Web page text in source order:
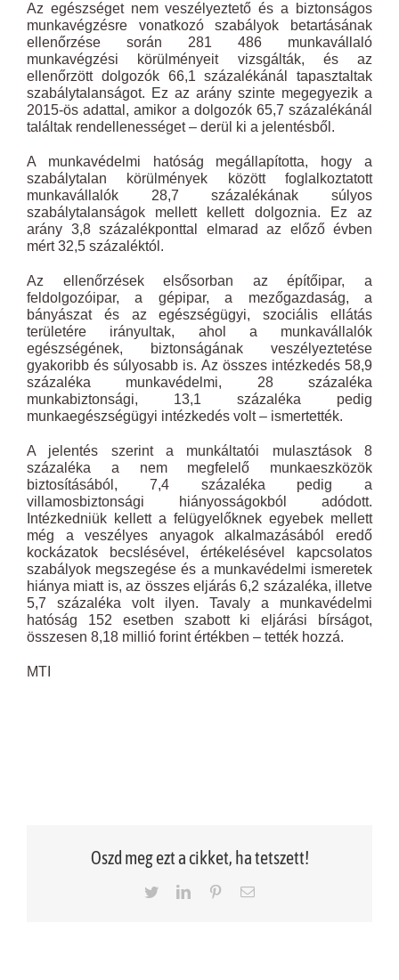
Az egészséget nem veszélyeztető és a biztonságos
munkavégzésre vonatkozó szabályok betartásának
ellenőrzése során 281 486 munkavállaló
munkavégzési körülményeit vizsgálták, és az
ellenőrzött dolgozók 66,1 százalékánál tapasztaltak
szabálytalanságot. Ez az arány szinte megegyezik a
2015-ös adattal, amikor a dolgozók 65,7 százalékánál
találtak rendellenességet – derül ki a jelentésből.
A munkavédelmi hatóság megállapította, hogy a
szabálytalan körülmények között foglalkoztatott
munkavállalók 28,7 százalékának súlyos
szabálytalanságok mellett kellett dolgoznia. Ez az
arány 3,8 százalékponttal elmarad az előző évben
mért 32,5 százaléktól.
Az ellenőrzések elsősorban az építőipar, a
feldolgozóipar, a gépipar, a mezőgazdaság, a
bányászat és az egészségügyi, szociális ellátás
területére irányultak, ahol a munkavállalók
egészségének, biztonságának veszélyeztetése
gyakoribb és súlyosabb is. Az összes intézkedés 58,9
százaléka munkavédelmi, 28 százaléka
munkabiztonsági, 13,1 százaléka pedig
munkaegészségügyi intézkedés volt – ismertették.
A jelentés szerint a munkáltatói mulasztások 8
százaléka a nem megfelelő munkaeszközök
biztosításából, 7,4 százaléka pedig a
villamosbiztonsági hiányosságokból adódott.
Intézkedniük kellett a felügyelőknek egyebek mellett
még a veszélyes anyagok alkalmazásából eredő
kockázatok becslésével, értékelésével kapcsolatos
szabályok megszegése és a munkavédelmi ismeretek
hiánya miatt is, az összes eljárás 6,2 százaléka, illetve
5,7 százaléka volt ilyen. Tavaly a munkavédelmi
hatóság 152 esetben szabott ki eljárási bírságot,
összesen 8,18 millió forint értékben – tették hozzá.
MTI
Oszd meg ezt a cikket, ha tetszett!
TwitterLinkedInPinterestEmail